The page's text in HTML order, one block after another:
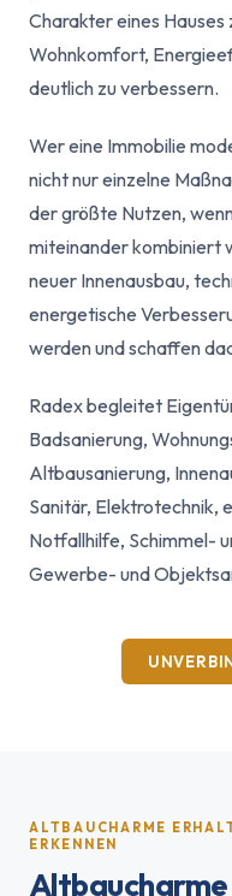
Charakter eines
Wohnkomfort,
deutlich zu verbessern.
Wer eine Immobilie
nicht nur einzelne
der größte Nutzen,
miteinander kombiniert
neuer Innenausbau,
energetische
werden und schaffen
Radex begleitet
Badsanierung,
Altbausanierung,
Sanitär, Elektrotechnik,
Notfallhilfe, Schimmel-
Gewerbe- und
ALTBAUCHARME
ERKENNEN